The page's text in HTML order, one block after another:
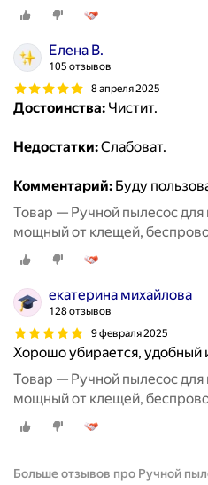
Елена В.
105 отзывов
8 апреля 2025
Достоинства: Чистит.
Недостатки:Слабоват.
Комментарий: Буду
Товар — Ручной пылесос
мощный от клещей,
екатерина михайлова
128 отзывов
9 февраля 2025
Хорошо убирается, удобный
Товар — Ручной пылесос
мощный от клещей,
Больше отзывов про Ручной